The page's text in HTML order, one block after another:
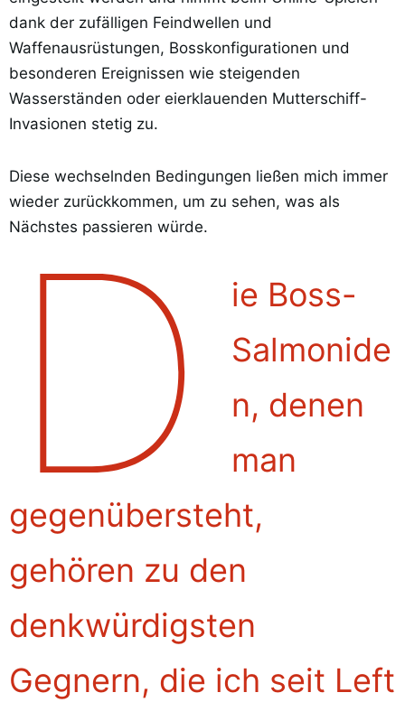
dank der zufälligen Feindwellen und
Waffenausrüstungen, Bosskonfigurationen und
besonderen Ereignissen wie steigenden
Wasserständen oder eierklauenden Mutterschiff-
Invasionen stetig zu.
Diese wechselnden Bedingungen ließen mich immer
wieder zurückkommen, um zu sehen, was als
Nächstes passieren würde.
D
ie Boss-
Salmonide
n, denen
man
gegenübersteht,
gehören zu den
denkwürdigsten
Gegnern, die ich seit Left